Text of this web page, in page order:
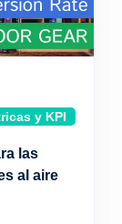
y KPI
las
al aire